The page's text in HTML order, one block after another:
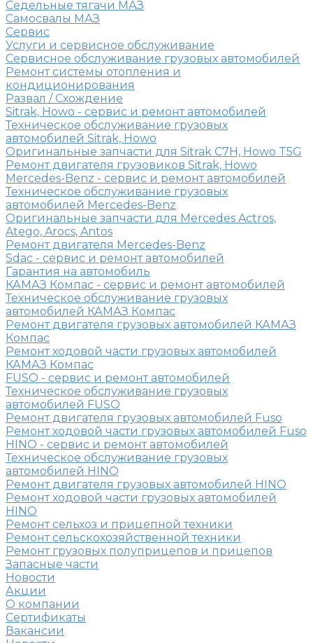
Седельные тягачи МАЗ
Самосвалы МАЗ
Сервис
Услуги и сервисное обслуживание
Сервисное обслуживание грузовых автомобилей
Ремонт системы отопления и
кондиционирования
Развал / Схождение
Sitrak, Howo - сервис и ремонт автомобилей
Техническое обслуживание грузовых
автомобилей Sitrak, Howo
Оригинальные запчасти для Sitrak C7H, Howo T5G
Ремонт двигателя грузовиков Sitrak, Howo
Mercedes-Benz - сервис и ремонт автомобилей
Техническое обслуживание грузовых
автомобилей Mercedes-Benz
Оригинальные запчасти для Mercedes Actros,
Atego, Arocs, Antos
Ремонт двигателя Mercedes-Benz
Sdac - сервис и ремонт автомобилей
Гарантия на автомобиль
КАМАЗ Компас - сервис и ремонт автомобилей
Техническое обслуживание грузовых
автомобилей КАМАЗ Компас
Ремонт двигателя грузовых автомобилей КАМАЗ
Компас
Ремонт ходовой части грузовых автомобилей
КАМАЗ Компас
FUSO - сервис и ремонт автомобилей
Техническое обслуживание грузовых
автомобилей FUSO
Ремонт двигателя грузовых автомобилей Fuso
Ремонт ходовой части грузовых автомобилей Fuso
HINO - сервис и ремонт автомобилей
Техническое обслуживание грузовых
автомобилей HINO
Ремонт двигателя грузовых автомобилей HINO
Ремонт ходовой части грузовых автомобилей
HINO
Ремонт сельхоз и прицепной техники
Ремонт сельскохозяйственной техники
Ремонт грузовых полуприцепов и прицепов
Запасные части
Новости
Акции
О компании
Сертификаты
Вакансии